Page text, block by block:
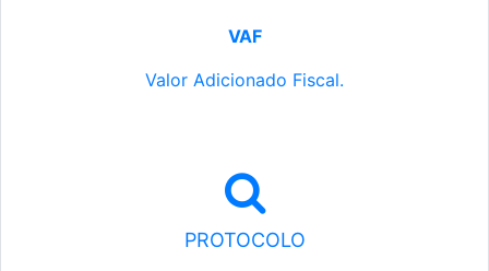
VAF
Valor Adicionado Fiscal.
PROTOCOLO